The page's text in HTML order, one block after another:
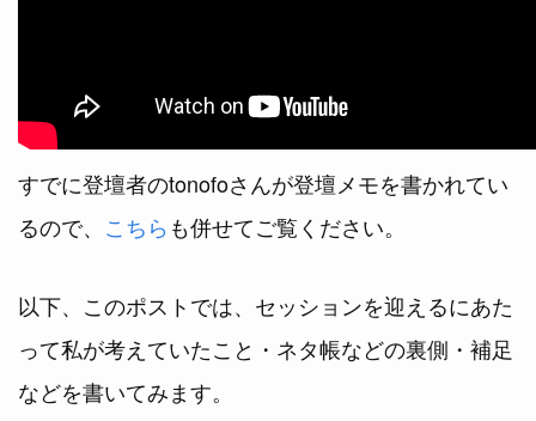
すでに登壇者のtonofoさんが登壇メモを書かれてい
るので、 こちら も併せてご覧ください。
以下、このポストでは、セッションを迎えるにあた
って私が考えていたこと・ネタ帳などの裏側・補足
などを書いてみます。